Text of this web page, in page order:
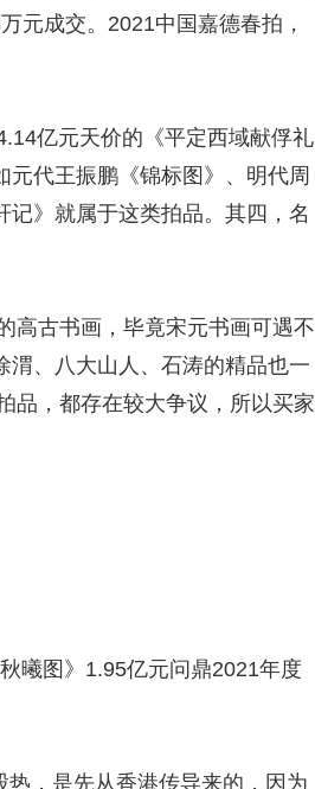
元成交。2021中国嘉德春拍，
亿元天价的《平定西域献俘礼
代王振鹏《锦标图》、明代周
》就属于这类拍品。其四，名
古书画，毕竟宋元书画可遇不
、八大山人、石涛的精品也一
品，都存在较大争议，所以买家
曦图》1.95亿元问鼎2021年度
，是先从香港传导来的，因为